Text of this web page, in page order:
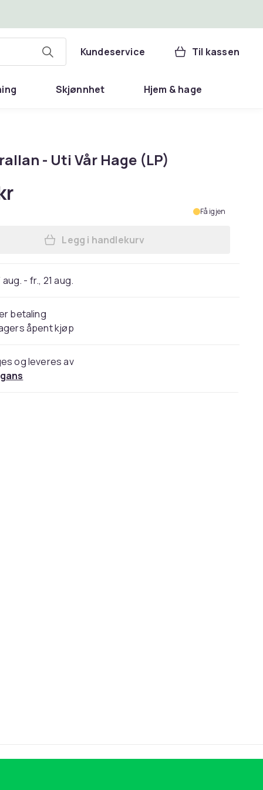
Kundeservice Til kassen
Skjønnhet Hjem & hage
- Uti Vår Hage (LP)
Få igjen
Legg Gudibrallan - Uti Vår Hage
Legg i handlekurv
aug. - fr., 21 aug.
betaling
åpent kjøp
og leveres av